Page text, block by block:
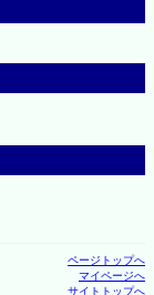
ページトップへ
マイページへ
サイトトップへ